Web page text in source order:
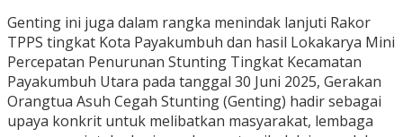
Genting ini juga dalam rangka menindak lanjuti Rakor
TPPS tingkat Kota Payakumbuh dan hasil Lokakarya Mini
Percepatan Penurunan Stunting Tingkat Kecamatan
Payakumbuh Utara pada tanggal 30 Juni 2025, Gerakan
Orangtua Asuh Cegah Stunting (Genting) hadir sebagai
upaya konkrit untuk melibatkan masyarakat, lembaga